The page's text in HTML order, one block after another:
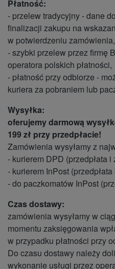
Płatność:
- przelew tradycyjny - dane
finalizacji zakupu na
w potwierdzeniu zamówienia,
- szybki przelew przez firmę
operatora polskich płatności,
- płatność przy odbiorze -
kuriera za pobraniem lub
Wysyłka:
oferujemy darmową
199 zł przy przedpłacie!
Zamówienia wysyłamy z
- kurierem DPD (przedpłata i
- kurierem InPost
- do paczkomatów InPost
Czas dostawy:
zamówienia wysyłamy w
momentu zaksięgowania
w przypadku płatności przy
Do czasu dostawy należy
wykonanie usługi przez